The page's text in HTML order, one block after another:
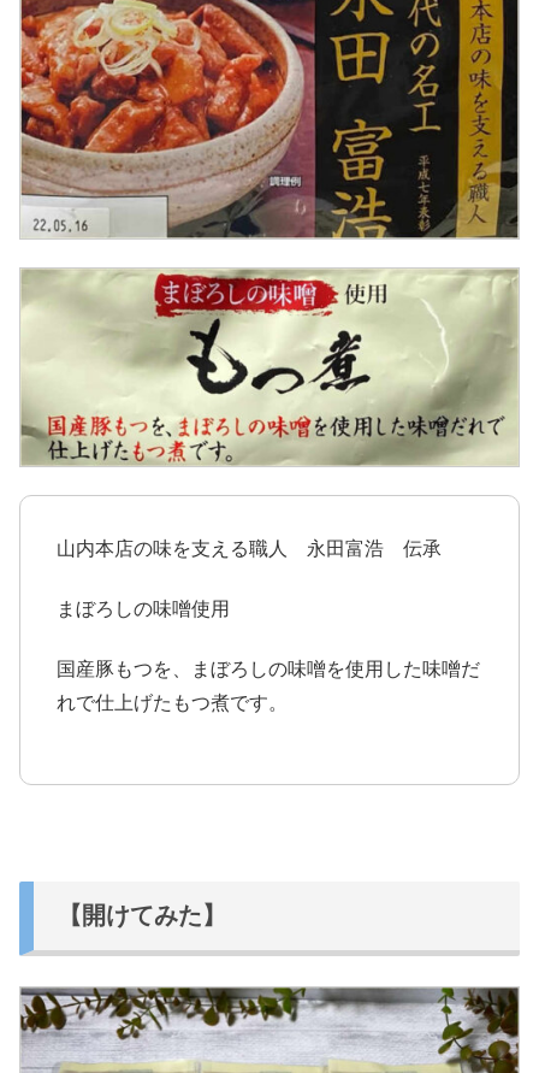
山内本店の味を支える職人 永田富浩 伝承
まぼろしの味噌使用
国産豚もつを、まぼろしの味噌を使用した味噌だ
れで仕上げたもつ煮です。
【開けてみた】